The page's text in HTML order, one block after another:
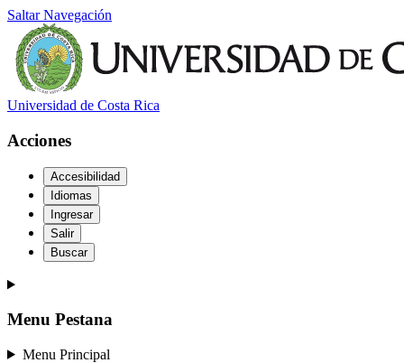
Saltar Navegación
Universidad de Costa Rica
Acciones
Accesibilidad
Idiomas
Ingresar
Salir
Buscar
Menu Pestana
Menu Principal